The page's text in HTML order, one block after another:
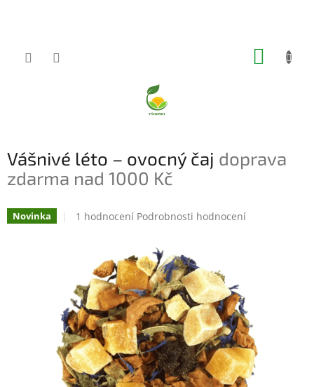
Vášnivé léto – ovocný čaj doprava
zdarma nad 1000 Kč
Novinka
Průměrné
z
5
hvězdiček.
1 hodnocení Podrobnosti hodnocení